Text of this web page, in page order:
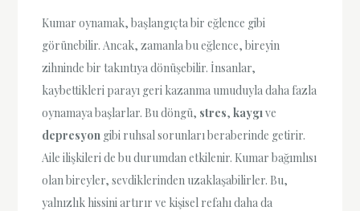
Kumar oynamak, başlangıçta bir eğlence gibi
görünebilir. Ancak, zamanla bu eğlence, bireyin
zihninde bir takıntıya dönüşebilir. İnsanlar,
kaybettikleri parayı geri kazanma umuduyla daha fazla
oynamaya başlarlar. Bu döngü, stres,kaygıve
depresyon gibi ruhsal sorunları beraberinde getirir.
Aile ilişkileri de bu durumdan etkilenir. Kumar bağımlısı
olan bireyler, sevdiklerinden uzaklaşabilirler. Bu,
yalnızlık hissini artırır ve kişisel refahı daha da